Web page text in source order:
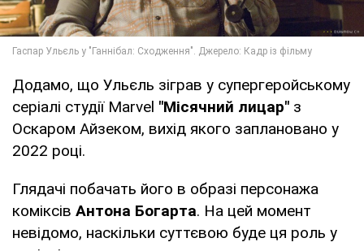
Додамо, що Ульєль зіграв у супергеройському
серіалі студії Marvel "Місячний лицар" з
Оскаром Айзеком, вихід якого заплановано у
2022 році.
Глядачі побачать його в образі персонажа
коміксів Антона Богарта. На цей момент
невідомо, наскільки суттєвою буде ця роль у